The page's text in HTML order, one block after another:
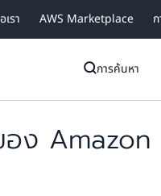
รา AWS Marketplace
การค้นหา
ง